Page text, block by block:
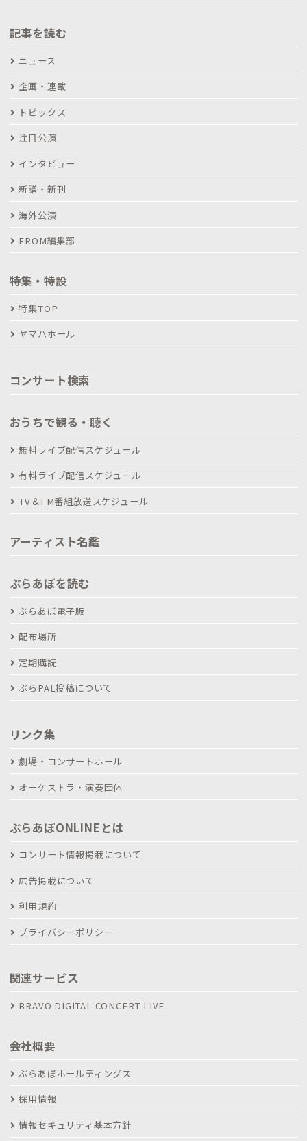
記事を読む
ニュース
企画・連載
トピックス
注目公演
インタビュー
新譜・新刊
海外公演
FROM編集部
特集・特設
特集TOP
ヤマハホール
コンサート検索
おうちで観る・聴く
無料ライブ配信スケジュール
有料ライブ配信スケジュール
TV＆FM番組放送スケジュール
アーティスト名鑑
ぶらあぼを読む
ぶらあぼ電子版
配布場所
定期購読
ぶらPAL投稿について
リンク集
劇場・コンサートホール
オーケストラ・演奏団体
ぶらあぼONLINEとは
コンサート情報掲載について
広告掲載について
利用規約
プライバシーポリシー
関連サービス
BRAVO DIGITAL CONCERT LIVE
会社概要
ぶらあぼホールディングス
採用情報
情報セキュリティ基本方針